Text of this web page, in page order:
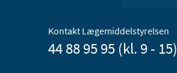
Kontakt Lægemiddelstyrelsen
44 88 95 95 (kl. 9 - 15)